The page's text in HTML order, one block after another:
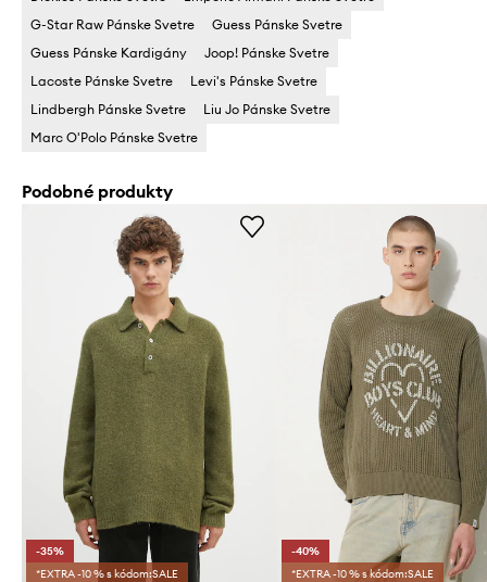
G-Star Raw Pánske Svetre
Guess Pánske Svetre
Guess Pánske Kardigány
Joop! Pánske Svetre
Lacoste Pánske Svetre
Levi's Pánske Svetre
Lindbergh Pánske Svetre
Liu Jo Pánske Svetre
Marc O'Polo Pánske Svetre
Podobné produkty
-35%
*EXTRA -10 % s kódom:SALE
-40%
*EXTRA -10 % s kódom:SALE